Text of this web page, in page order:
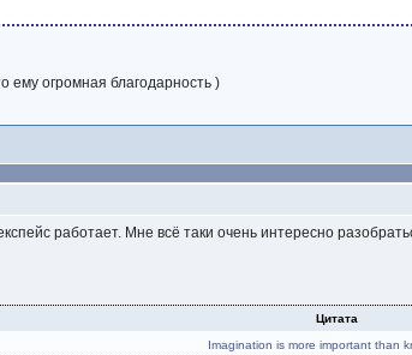
ему огромная благодарность )
работает. Мне всё таки очень интересно
Цитата
Imagination is more important than